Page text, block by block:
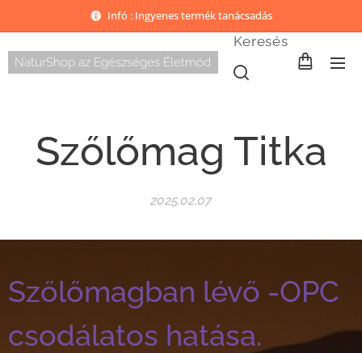
Infó : Ingyenes termék tanácsadás
NaturShop az Egészséges Életmód
Keresés
Szőlőmag Titka
2025.02.07
Szőlőmagban lévő -OPC
csodálatos hatása.